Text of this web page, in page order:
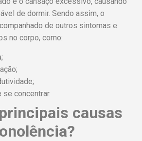
de dormir. Sendo assim, o
de outros sintomas e
no corpo, como:
concentrar.
causas